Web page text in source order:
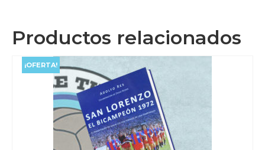
Productos relacionados
¡OFERTA!